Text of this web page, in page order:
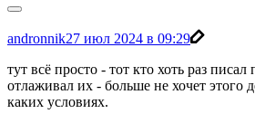
andronnik27 июл 2024 в 09:29
тут всё просто - тот кто хоть раз
отлаживал их - больше не хочет этого
каких условиях.